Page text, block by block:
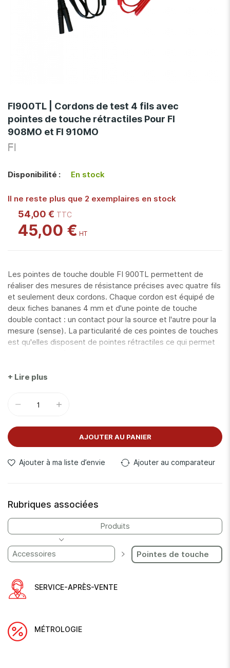
to
the
beginning
of
the
FI900TL | Cordons de test 4 fils avec
pointes de touche rétractiles Pour FI
908MO et FI 910MO
FI
Disponibilité : En stock
Il ne reste plus que 2 exemplaires en stock
54,00 €
45,00 €
Les pointes de touche double FI 900TL permettent de
réaliser des mesures de résistance précises avec quatre fils
et seulement deux cordons. Chaque cordon est équipé de
deux fiches bananes 4 mm et d'une pointe de touche
double contact : un contact pour la source et l'autre pour la
mesure (sense). La particularité de ces pointes de touches
est qu'elles disposent de pointes rétractiles ce qui permet
application typique des pointes de touche FI 900TL est la
pointes de touche double FI 900TL sont compatibles avec
+ Lire plus
AJOUTER AU PANIER
Ajouter à ma liste d’envie Ajouter au comparateur
Rubriques associées
Produits
Accessoires Pointes de touche
SERVICE-APRÈS-VENTE
MÉTROLOGIE